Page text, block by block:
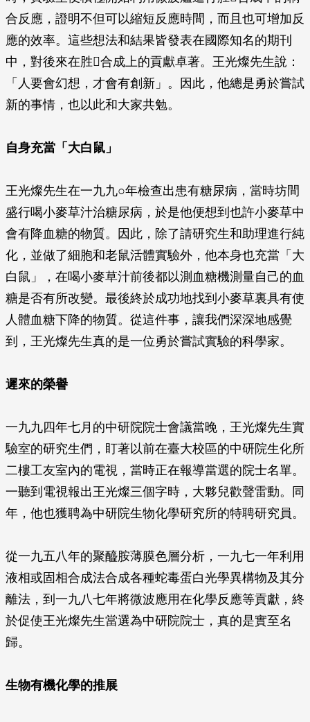
合反應，證明不但可以縮短反應時間，而且也可增加反
應的效率。這些想法和結果皆發表在國際知名的期刊
中，對後來在胜合成上的貢獻卓著。王光燦先生說：
「人要會幻想，才會有創新」。因此，他總是勇於嘗試
新的事情，也以此和大家共勉。
自身充當「大白鼠」
王光燦先生在一九九○年檢查出患有糖尿病，當時坊間
盛行喝小麥草汁治糖尿病，於是他便想到也許小麥草中
會有降血糖的物質。因此，除了請研究生和助理進行純
化，並做了細胞和老鼠活體實驗外，他本身也充當「大
白鼠」，在喝小麥草汁前後都以測血糖機測量自己的血
糖是否有所改變。最後終於成功地找到小麥草裏具有使
人體血糖下降的物質。從這件事，讓我們深深地感覺
到，王光燦先生真的是一位勇於嘗試實驗的科學家。
遲來的榮譽
一九九四年七月的中研院院士會議當晚，王光燦先生實
驗室的研究生們，盯著以前在臺大校區的中研院生化所
二樓工友室內的電視，當時正在報導當選的院士名單。
一聽到電視報出王光燦三個字時，大夥兒歡聲雷動。同
年，他也獲聘為中研院生物化學研究所的特聘研究員。
從一九五八年的聚醯胺薄膜色層分析，一九七一年利用
液相或固相合成法合成各種蛇毒蛋白光學異構物及其分
離法，到一九八七年將微波應用在化學反應等貢獻，終
於促使王光燦先生當選為中研院院士，真的是實至名
歸。
生物有機化學的推展